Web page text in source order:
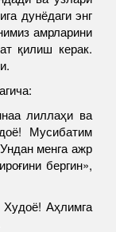
дунёдаги энг
амрларини
қилиш керак.
лиллаҳи ва
Мусибатим
менга ажр
бергин»,
Аҳлимга